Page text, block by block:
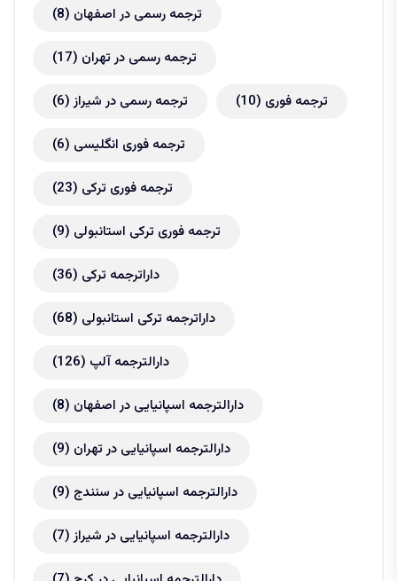
ترجمه رسمی در اصفهان (8)
ترجمه رسمی در تهران (17)
ترجمه رسمی در شیراز(6) ترجمه فوری (10)
ترجمه فوری انگلیسی (6)
ترجمه فوری ترکی (23)
ترجمه فوری ترکی استانبولی (9)
داراترجمه ترکی (36)
داراترجمه ترکی استانبولی (68)
دارالترجمه آلپ (126)
دارالترجمه اسپانیایی در اصفهان (8)
دارالترجمه اسپانیایی در تهران (9)
دارالترجمه اسپانیایی در سنندج (9)
دارالترجمه اسپانیایی در شیراز(7)